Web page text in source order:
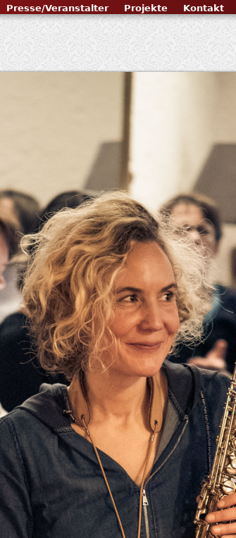
Presse/Veranstalter Projekte Kontakt